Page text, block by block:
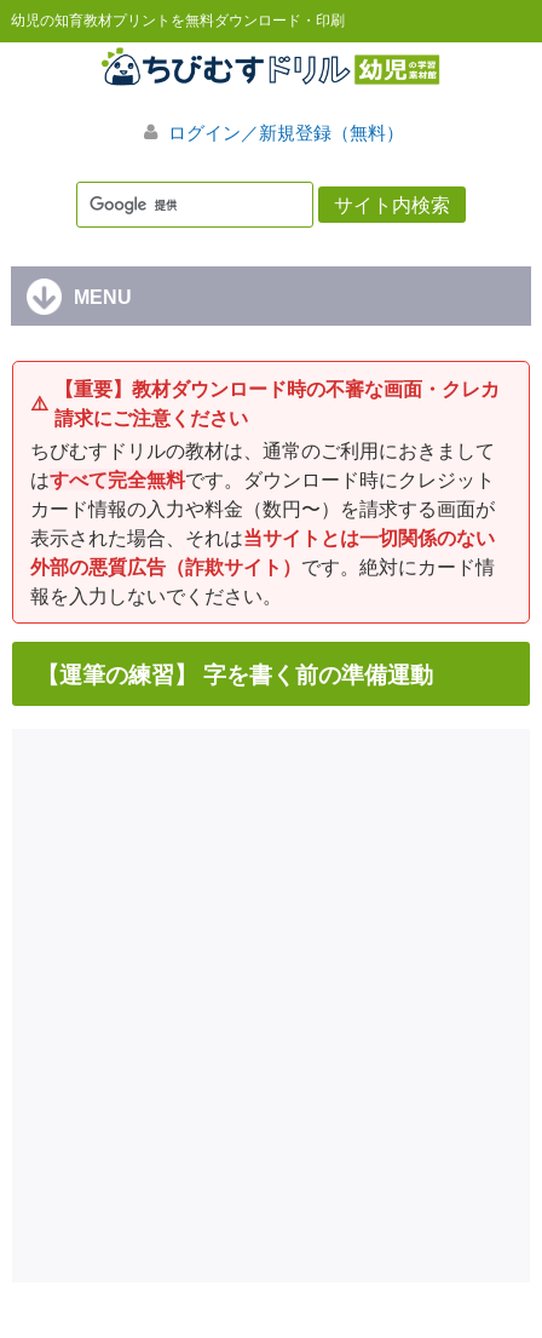
幼児の知育教材プリントを無料ダウンロード・印刷
ログイン／新規登録（無料）
MENU
⚠️
【重要】教材ダウンロード時の不審な画面・クレカ
請求にご注意ください
ちびむすドリルの教材は、通常のご利用におきまして
はすべて完全無料です。ダウンロード時にクレジット
カード情報の入力や料金（数円〜）を請求する画面が
表示された場合、それは当サイトとは一切関係のない
外部の悪質広告（詐欺サイト） です。絶対にカード情
報を入力しないでください。
【運筆の練習】 字を書く前の準備運動